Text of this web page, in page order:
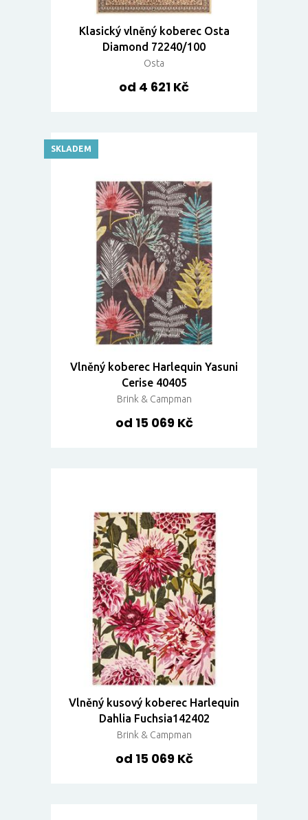
Klasický vlněný koberec Osta
Diamond 72240/100
Osta
od 4 621 Kč
Vlněný koberec Harlequin Yasuni
Cerise 40405
Brink & Campman
od 15 069 Kč
SKLADEM
Vlněný kusový koberec Harlequin
Dahlia Fuchsia142402
Brink & Campman
od 15 069 Kč